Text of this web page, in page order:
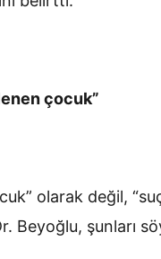
çocuk”
olarak değil,
Beyoğlu, şunları